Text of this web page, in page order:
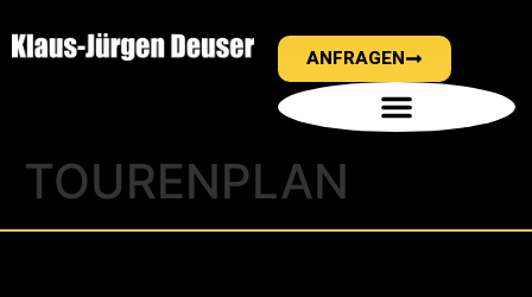
ANFRAGEN
TOURENPLAN